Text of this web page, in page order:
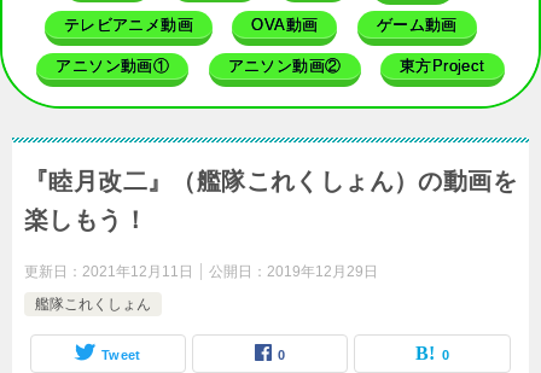
テレビアニメ動画 OVA動画 ゲーム動画
アニソン動画① アニソン動画② 東方Project
『睦月改二』（艦隊これくしょん）の動画を
楽しもう！
更新日： 2021年12月11日 公開日： 2019年12月29日
艦隊これくしょん
Tweet 0 0